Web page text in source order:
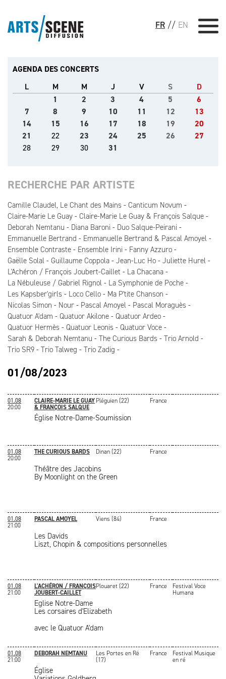
FR // EN
AGENDA DES CONCERTS
L
M M J V S
D
1
2 3 4 5
6
7
8 9 10 11 12
13
14
15 16 17 18 19
20
21
22 23 24 25 26
27
28
29 30 31
RECHERCHE PAR ARTISTE
Camille Claudel, Le Chant des Mains
Canticum Novum
Claire-Marie Le Guay
Claire-Marie Le Guay & François Salque
Deborah Nemtanu
Diana Baroni
Duo Salque-Peirani
Emmanuelle Bertrand
Emmanuelle Bertrand & Pascal Amoyel
Ensemble Contraste
Ensemble Irini
Fanny Azzuro
Gaëlle Solal
Guillaume Coppola Jean-Luc Ho
Juliette Hurel
L'Achéron / François Joubert-Caillet
La Chacana
La Nébuleuse / Gabriel Rignol
La Symphonie de Poche
Les Kapsber'girls
Loco Cello
Ma P'tite Chanson
Nicolas Simon
Nour Pascal Amoyel
Pascal Moraguès
Quatuor A'dam
Quatuor Akilone
Quatuor Ardeo
Quatuor Hermès
Quatuor Leonis
Quatuor Voce
Sarah & Deborah Nemtanu
The Curious Bards
Trio Arnold
Trio SR9
Trio Talweg Trio Zadig
01/08/2023
01.08
20:00
CLAIRE-MARIE LE GUAY
& FRANÇOIS SALQUE
Pléguien (22) France
Église Notre-Dame-Soumission
01.08
20:00
THE CURIOUS BARDS Dinan (22) France
Théâtre des Jacobins
By Moonlight on the Green
01.08
21:00
PASCAL AMOYEL Viens (84) France
Les Davids
Liszt, Chopin & compositions personnelles
01.08
21:00
L'ACHÉRON / FRANÇOIS
JOUBERT-CAILLET
Plouaret (22) France
Festival Voce
Humana
Eglise Notre-Dame
Les corsaires d'Elizabeth
avec le Quatuor A'dam
01.08
21:00
DEBORAH NEMTANU
Les Portes en Ré
(17)
France
Festival Musique
en ré
Église